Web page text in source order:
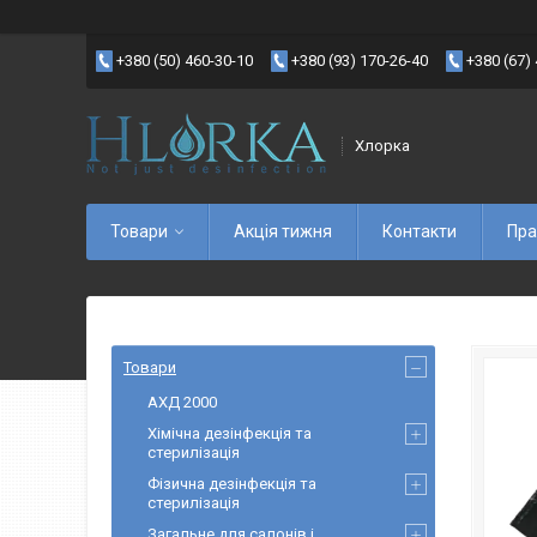
+380 (50) 460-30-10 +380 (93) 170-26-40 +380 (67)
Хлорка
Товари Акція тижня Контакти
Товари
АХД 2000
Хімічна дезінфекція та
стерилізація
Фізична дезінфекція та
стерилізація